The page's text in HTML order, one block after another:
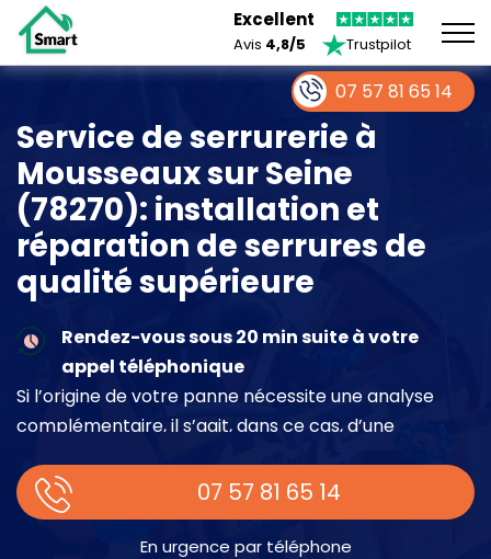
Excellent
Avis 4,8/5 Trustpilot
Service de serrurerie à
Mousseaux sur Seine
(78270): installation et
réparation de serrures de
qualité supérieure
Rendez-vous sous 20 min suite à votre
appel téléphonique
Si l’origine de votre panne nécessite une analyse
complémentaire, il s’agit, dans ce cas, d’une
place.
07 57 81 65 14
En urgence par téléphone
07 57 81 65 14